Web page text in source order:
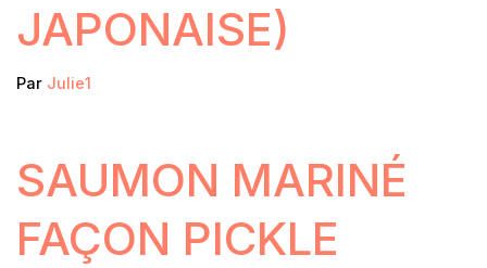
JAPONAISE)
Par Julie1
SAUMON MARINÉ
FAÇON PICKLE